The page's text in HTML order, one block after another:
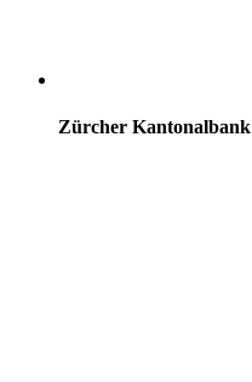
Zürcher Kantonalbank